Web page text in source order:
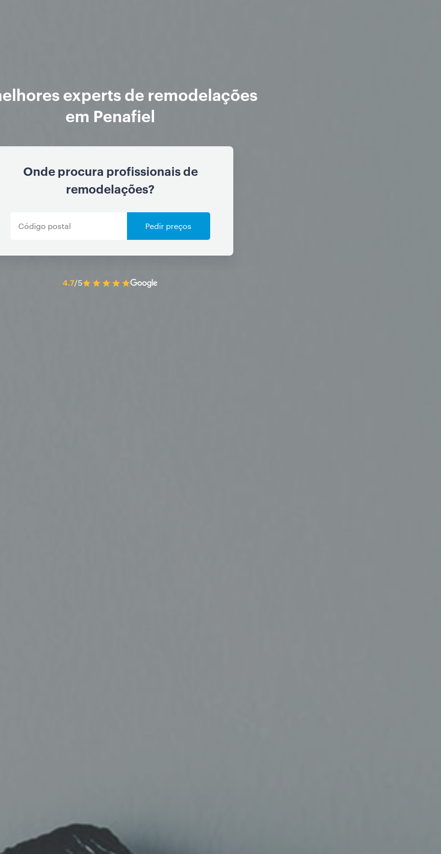
experts de remodelações
em Penafiel
Onde procura profissionais de
remodelações?
Pedir preços
4.7/5